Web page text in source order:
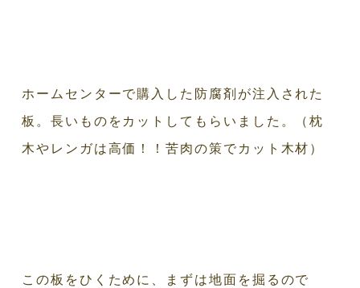
ホームセンターで購入した防腐剤が注入された
板。長いものをカットしてもらいました。（枕
木やレンガは高価！！苦肉の策でカット木材）
この板をひくために、まずは地面を掘るので